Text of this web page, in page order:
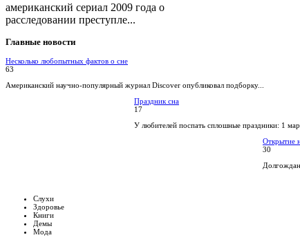
американский сериал 2009 года о
расследовании преступле...
Главные новости
Несколько любопытных фактов о сне
63
Американский научно-популярный журнал Discover опубликовал подборку...
Праздник сна
17
У любителей поспать сплошные праздники: 1
Открытие
30
Слухи
Здоровье
Книги
Демы
Мода